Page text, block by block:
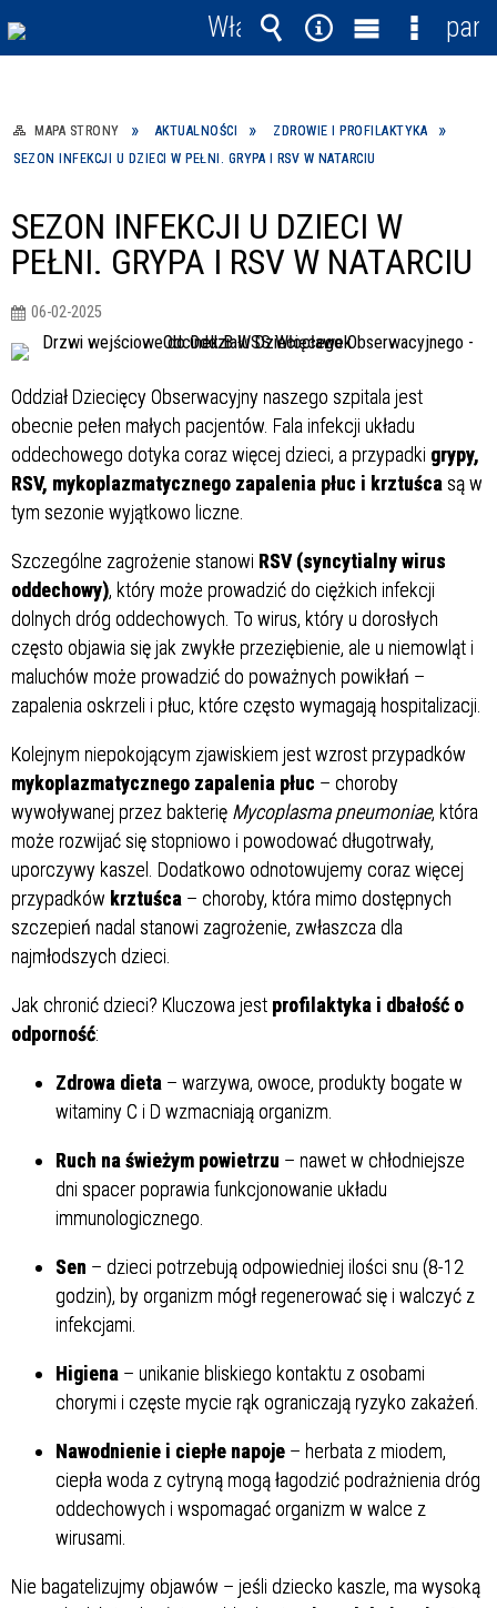
MAPA STRONY AKTUALNOŚCI
ZDROWIE I PROFILAKTYKA
SEZON INFEKCJI U DZIECI W PEŁNI. GRYPA I RSV W NATARCIU
SEZON INFEKCJI U DZIECI W
PEŁNI. GRYPA I RSV W NATARCIU
06-02-2025
Oddział Dziecięcy Obserwacyjny naszego szpitala jest
obecnie pełen małych pacjentów. Fala infekcji układu
oddechowego dotyka coraz więcej dzieci, a przypadki grypy,
RSV, mykoplazmatycznego zapalenia płuc i krztuśca są w
tym sezonie wyjątkowo liczne.
Szczególne zagrożenie stanowi RSV (syncytialny wirus
oddechowy), który może prowadzić do ciężkich infekcji
dolnych dróg oddechowych. To wirus, który u dorosłych
często objawia się jak zwykłe przeziębienie, ale u niemowląt i
maluchów może prowadzić do poważnych powikłań –
zapalenia oskrzeli i płuc, które często wymagają hospitalizacji.
Kolejnym niepokojącym zjawiskiem jest wzrost przypadków
mykoplazmatycznego zapalenia płuc – choroby
wywoływanej przez bakterię Mycoplasma pneumoniae, która
może rozwijać się stopniowo i powodować długotrwały,
uporczywy kaszel. Dodatkowo odnotowujemy coraz więcej
przypadków krztuśca – choroby, która mimo dostępnych
szczepień nadal stanowi zagrożenie, zwłaszcza dla
najmłodszych dzieci.
Jak chronić dzieci? Kluczowa jest profilaktyka i dbałość o
odporność:
Zdrowa dieta – warzywa, owoce, produkty bogate w
witaminy C i D wzmacniają organizm.
Ruch na świeżym powietrzu – nawet w chłodniejsze
dni spacer poprawia funkcjonowanie układu
immunologicznego.
Sen – dzieci potrzebują odpowiedniej ilości snu (8-12
godzin), by organizm mógł regenerować się i walczyć z
infekcjami.
Higiena – unikanie bliskiego kontaktu z osobami
chorymi i częste mycie rąk ograniczają ryzyko zakażeń.
Nawodnienie i ciepłe napoje – herbata z miodem,
ciepła woda z cytryną mogą łagodzić podrażnienia dróg
oddechowych i wspomagać organizm w walce z
wirusami.
Nie bagatelizujmy objawów – jeśli dziecko kaszle, ma wysoką
Włącz
powiadomienia
Wyszukiwarka
Narzędzia
MenuMenu